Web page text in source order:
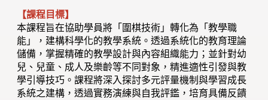
【課程目標】
本課程旨在協助學員將「圍棋技術」轉化為「教學職
能」，建構科學化的教學系統。透過系統化的教育理論
儲備，掌握精確的教學設計與內容組織能力；並針對幼
兒、兒童、成人及樂齡等不同對象，精進適性引發與教
學引導技巧。課程將深入探討多元評量機制與學習成長
系統之建構，透過實務演練與自我評鑑，培育具備反饋